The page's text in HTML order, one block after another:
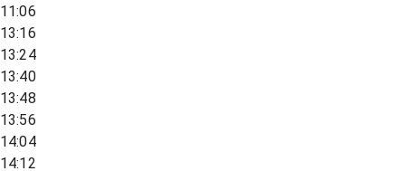
11:06
13:16
13:24
13:40
13:48
13:56
14:04
14:12